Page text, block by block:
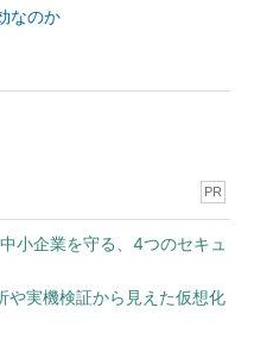
なのか
PR
小企業を守る、4つのセキュ
や実機検証から見えた仮想化